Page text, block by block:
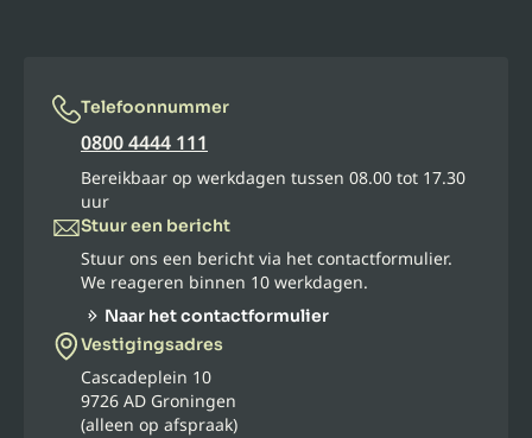
Telefoonnummer
0800 4444 111
Bereikbaar op werkdagen tussen 08.00 tot 17.30
uur
Stuur een bericht
Stuur ons een bericht via het contactformulier.
We reageren binnen 10 werkdagen.
Naar het contactformulier
Vestigingsadres
Cascadeplein 10
9726 AD Groningen
(alleen op afspraak)